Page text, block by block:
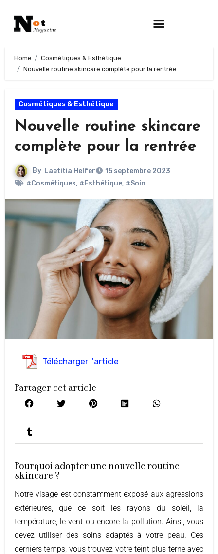
Home
Cosmétiques & Esthétique
Nouvelle routine skincare complète pour la rentrée
Cosmétiques & Esthétique
Nouvelle routine skincare
complète pour la rentrée
By Laetitia Helfer
15 septembre 2023
#Cosmétiques, #Esthétique, #Soin
Télécharger l'article
Partager cet article
Pourquoi adopter une nouvelle routine
skincare ?
Notre visage est constamment exposé aux agressions
extérieures, que ce soit les rayons du soleil, la
température, le vent ou encore la pollution. Ainsi, vous
devez utiliser des soins adaptés à votre peau. Ces
derniers temps, vous trouvez votre teint plus terne avec